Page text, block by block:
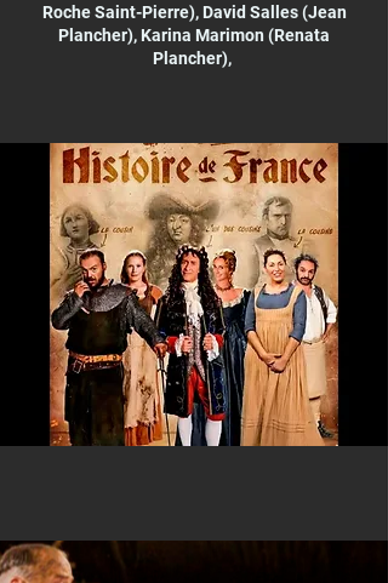
Roche Saint-Pierre), David Salles (Jean
Plancher), Karina Marimon (Renata
Plancher),